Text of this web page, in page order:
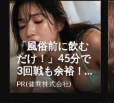
「風俗前に飲む
だけ！」45分で
3回戦も余裕！9
80円で朝まで絶
好調
PR(健商株式会社)